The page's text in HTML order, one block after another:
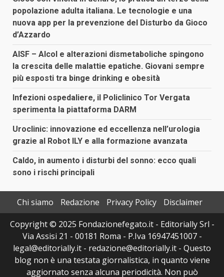
popolazione adulta italiana. Le tecnologie e una
nuova app per la prevenzione del Disturbo da Gioco
d’Azzardo
AISF – Alcol e alterazioni dismetaboliche spingono
la crescita delle malattie epatiche. Giovani sempre
più esposti tra binge drinking e obesità
Infezioni ospedaliere, il Policlinico Tor Vergata
sperimenta la piattaforma DARM
Uroclinic: innovazione ed eccellenza nell’urologia
grazie al Robot ILY e alla formazione avanzata
Caldo, in aumento i disturbi del sonno: ecco quali
sono i rischi principali
Chi siamo Redazione Privacy Policy
Disclaimer
Copyright © 2025 Fondazionefegato.it - Editorially Srl -
Via Assisi 21 - 00181 Roma - P.Iva 16947451007 -
legal@editorially.it - redazione@editorially.it - Questo
blog non è una testata giornalistica, in quanto viene
aggiornato senza alcuna periodicità. Non può